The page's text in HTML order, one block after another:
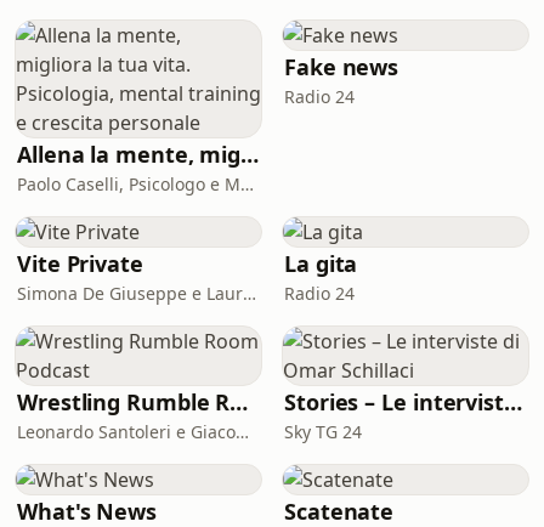
Allena la mente, migliora la tua vita. Psicologia, mental training e crescita personale
Paolo Caselli, Psicologo e Mental Trainer
Fake news
Radio 24
Vite Private
Simona De Giuseppe e Laura Marinaro
La gita
Radio 24
Wrestling Rumble Room Podcast
Leonardo Santoleri e Giacomo Toniaccini
Stories – Le interviste di Omar Schillaci
Sky TG 24
What's News Scatenate